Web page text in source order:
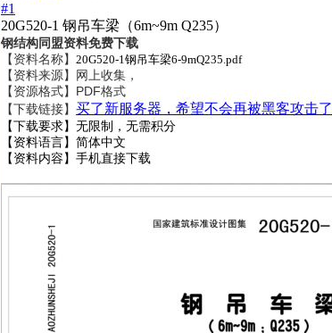
#1
20G520-1 钢吊车梁（6m~9m Q235）
钢结构同盟资料免费下载
【资料名称】 20G520-1钢吊车梁6-9mQ235.pdf
【资料来源】网上收集，
【资源格式】PDF格式
【下载链接】 买了新服务器，希望不会再被黑客攻击了
【下载要求】无限制，无需积分
【资料语言】简体中文
【资料内容】 手机直接下载